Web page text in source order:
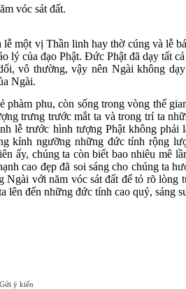
vóc sát đất.
lễ một vị Thần linh hay thờ cúng và lễ
lý của đạo Phật. Đức Phật đã dạy tất
vô thường, vậy nên Ngài không
Ngài.
phàm phu, còn sống trong vòng thế
trưng trước mắt ta và trong trí ta
lễ trước hình tượng Phật không phải
kính ngưỡng những đức tính rộng
ấy, chúng ta còn biết bao nhiêu mê
cao đẹp đã soi sáng cho chúng ta
Ngài với năm vóc sát đất để tỏ rõ lòng
lên đến những đức tính cao quý, sáng
Gửi ý kiến